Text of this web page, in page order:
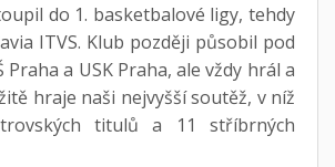
do 1. basketbalové ligy, tehdy
ITVS. Klub později působil pod
Praha a USK Praha, ale vždy hrál a
hraje naši nejvyšší soutěž, v níž
titulů a 11 stříbrných